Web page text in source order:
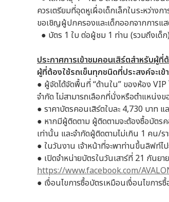
ควรเตรียมที่อุดหูเผื่อเด็กเล็กในระหว่าง
ขอเชิญผู้ปกครองและเด็กออกจากการแส
● บัตร 1 ใบ ต่อผู้ชม 1 ท่าน (รวมถึงเด็ก)
ประกาศการเข้าชมคอนเสิร์ตสำหรับผู้
ผู้ที่ต้องใช้รถเข็นทุกชนิดที่ประสงค์จะเ
● ผู้จัดได้จัดพื้นที่ “ด้านใน” ของห้อง
จำกัด ไม่สามารถเลือกที่นั่งหรือตำแหน่ง
● ราคาบัตรคอนเสิร์ตใบละ 4,730 บาท
● หากมีผู้ติดตาม ผู้ติดตามจะต้องซื้อบัตร
เท่านั้น และจำกัดผู้ติดตามไม่เกิน 1 คน/ร
● ในวันงาน เจ้าหน้าที่จะพาท่านขึ้นลิฟท์ไ
● เปิดจำหน่ายบัตรในวันเสาร์ที่ 21 กันย
https://www.facebook.com/
● เงื่อนไขการซื้อบัตรเหมือนเงื่อนไขกา